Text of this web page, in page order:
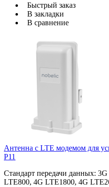
Быстрый заказ
В закладки
В сравнение
Антенна с LTE модемом для
P11
Стандарт передачи данных:
LTE800, 4G LTE1800, 4G